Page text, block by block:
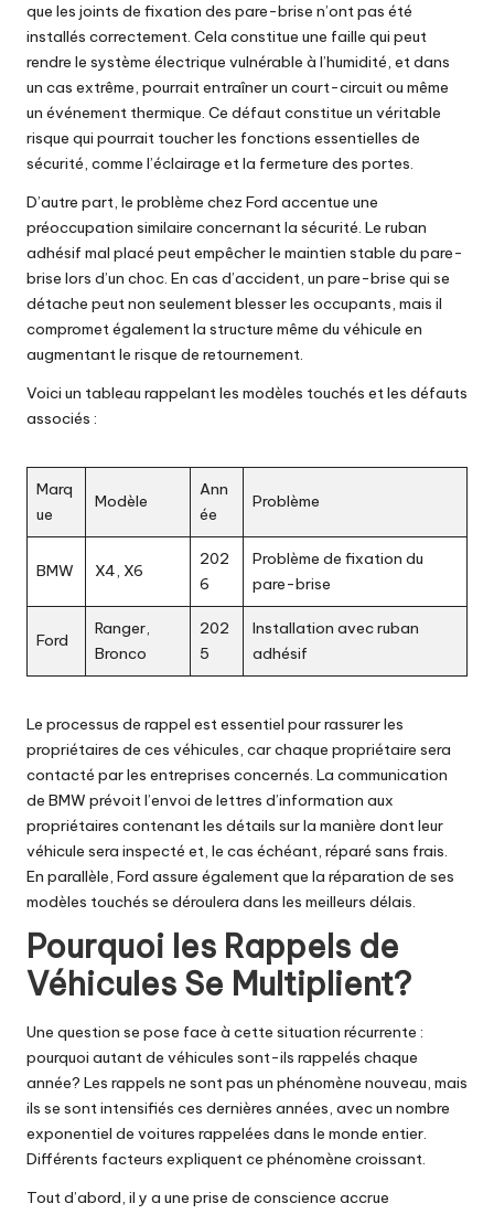
que les joints de fixation des pare-brise n’ont pas été
installés correctement. Cela constitue une faille qui peut
rendre le système électrique vulnérable à l’humidité, et dans
un cas extrême, pourrait entraîner un court-circuit ou même
un événement thermique. Ce défaut constitue un véritable
risque qui pourrait toucher les fonctions essentielles de
sécurité, comme l’éclairage et la fermeture des portes.
D’autre part, le problème chez Ford accentue une
préoccupation similaire concernant la sécurité. Le ruban
adhésif mal placé peut empêcher le maintien stable du pare-
brise lors d’un choc. En cas d’accident, un pare-brise qui se
détache peut non seulement blesser les occupants, mais il
compromet également la structure même du véhicule en
augmentant le risque de retournement.
Voici un tableau rappelant les modèles touchés et les défauts
associés :
Marq
ue
Modèle
Ann
ée
Problème
BMW X4, X6
202
6
Problème de fixation du
pare-brise
Ford
Ranger,
Bronco
202
5
Installation avec ruban
adhésif
Le processus de rappel est essentiel pour rassurer les
propriétaires de ces véhicules, car chaque propriétaire sera
contacté par les entreprises concernés. La communication
de BMW prévoit l’envoi de lettres d’information aux
propriétaires contenant les détails sur la manière dont leur
véhicule sera inspecté et, le cas échéant, réparé sans frais.
En parallèle, Ford assure également que la réparation de ses
modèles touchés se déroulera dans les meilleurs délais.
Pourquoi les Rappels de
Véhicules Se Multiplient?
Une question se pose face à cette situation récurrente :
pourquoi autant de véhicules sont-ils rappelés chaque
année? Les rappels ne sont pas un phénomène nouveau, mais
ils se sont intensifiés ces dernières années, avec un nombre
exponentiel de voitures rappelées dans le monde entier.
Différents facteurs expliquent ce phénomène croissant.
Tout d’abord, il y a une prise de conscience accrue